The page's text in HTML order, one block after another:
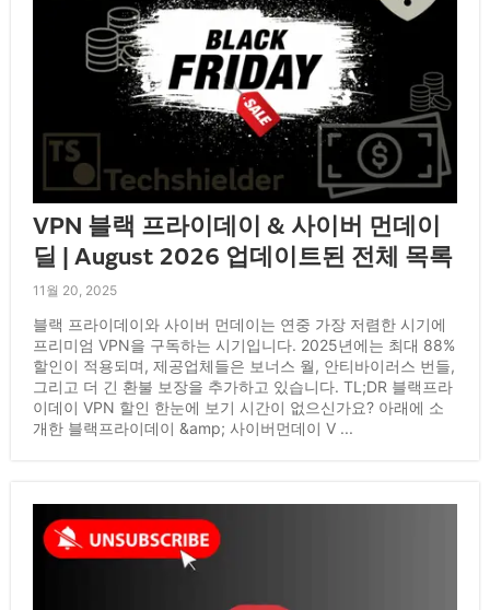
VPN 블랙 프라이데이 & 사이버 먼데이
딜 | August 2026 업데이트된 전체 목록
11월 20, 2025
블랙 프라이데이와 사이버 먼데이는 연중 가장 저렴한 시기에
프리미엄 VPN을 구독하는 시기입니다. 2025년에는 최대 88%
할인이 적용되며, 제공업체들은 보너스 월, 안티바이러스 번들,
그리고 더 긴 환불 보장을 추가하고 있습니다. TL;DR 블랙프라
이데이 VPN 할인 한눈에 보기 시간이 없으신가요? 아래에 소
개한 블랙프라이데이 &amp; 사이버먼데이 V ...